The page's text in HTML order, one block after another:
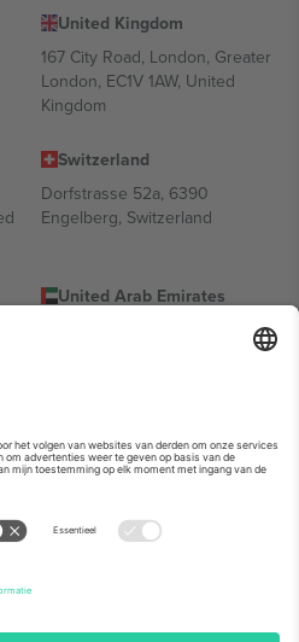
United Kingdom
167 City Road, London, Greater
London, EC1V 1AW, United
Kingdom
Switzerland
Dorfstrasse 52a, 6390
Engelberg, Switzerland
United Arab Emirates
UAE Dubai Silicon Oasis, DDP
Building A1, Office 302, Dubai,
van het platform kan
op de specifieke pagina van het